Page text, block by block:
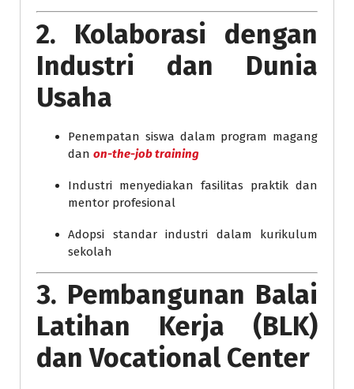
2. Kolaborasi dengan
Industri dan Dunia
Usaha
Penempatan siswa dalam program magang
dan on-the-job training
Industri menyediakan fasilitas praktik dan
mentor profesional
Adopsi standar industri dalam kurikulum
sekolah
3. Pembangunan Balai
Latihan Kerja (BLK)
dan Vocational Center